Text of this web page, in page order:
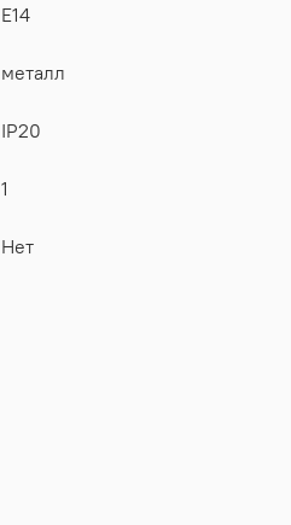
E14
металл
IP20
1
Нет